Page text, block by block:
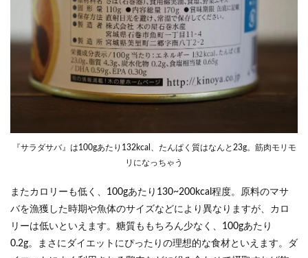
『サラダサバ』は100gあたり132kcal、たんぱく質はなんと23g。筋肉モリモ
リになっちゃう
またカロリーも低く、100gあたり130~200kcal程度。原料のマサ
バを漁獲した時期や魚体のサイズなどにより異なりますが、カロ
リーは低いといえます。糖質ももちろん少なく、100gあたり
0.2g。まさにダイエットにぴったりの理想的な食材といえます。ダ